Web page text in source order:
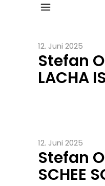
12. Juni 2025
Stefan
LACHA
12. Juni 2025
Stefan
SCHEE